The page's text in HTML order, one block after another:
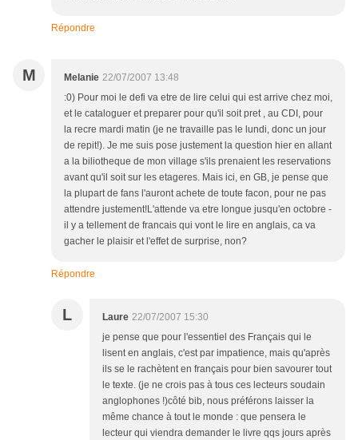
Répondre
M Melanie 22/07/2007 13:48
:0) Pour moi le defi va etre de lire celui qui est arrive chez moi,
et le cataloguer et preparer pour qu'il soit pret , au CDI, pour
la recre mardi matin (je ne travaille pas le lundi, donc un jour
de repit!). Je me suis pose justement la question hier en allant
a la biliotheque de mon village s'ils prenaient les reservations
avant qu'il soit sur les etageres. Mais ici, en GB, je pense que
la plupart de fans l'auront achete de toute facon, pour ne pas
attendre justement!L'attende va etre longue jusqu'en octobre -
il y a tellement de francais qui vont le lire en anglais, ca va
gacher le plaisir et l'effet de surprise, non?
Répondre
L Laure 22/07/2007 15:30
je pense que pour l'essentiel des Français qui le
lisent en anglais, c'est par impatience, mais qu'après
ils se le rachètent en français pour bien savourer tout
le texte. (je ne crois pas à tous ces lecteurs soudain
anglophones !)côté bib, nous préférons laisser la
même chance à tout le monde : que pensera le
lecteur qui viendra demander le livre qqs jours après